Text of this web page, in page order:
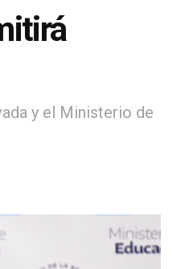
y el Ministerio de